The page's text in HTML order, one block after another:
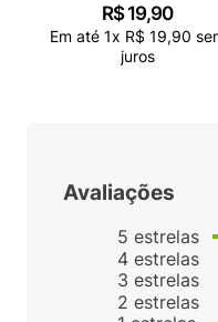
R$ 19,90
Em até 1x R$ 19,90
juros
Avaliações
5 estrelas
4 estrelas
3 estrelas
2 estrelas